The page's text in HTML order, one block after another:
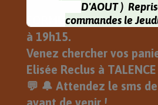
FORMULE DRIVE Le
à 19h15.
Venez chercher vos
Elisée Reclus à
💬 🔔 Attendez le sms
D'AOUT )
commandes le
Pour la récupération
le Mardi 1
Souhaite une Très
Eric